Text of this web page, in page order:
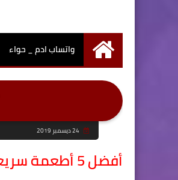
الرئيسية
واتساب ادم _ حواء
24 ديسمبر 2019
أفضل 5 أطعمة سريعة التحضير بعد التدريب